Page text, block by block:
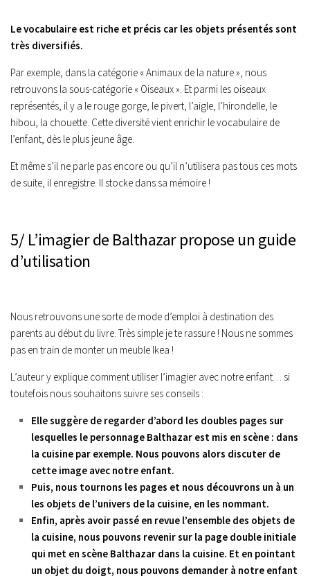
Le vocabulaire est riche et précis car les objets présentés sont
très diversifiés.
Par exemple, dans la catégorie « Animaux de la nature », nous
retrouvons la sous-catégorie « Oiseaux ». Et parmi les oiseaux
représentés, il y a le rouge gorge, le pivert, l’aigle, l’hirondelle, le
hibou, la chouette. Cette diversité vient enrichir le vocabulaire de
l’enfant, dès le plus jeune âge.
Et même s’il ne parle pas encore ou qu’il n’utilisera pas tous ces mots
de suite, il enregistre. Il stocke dans sa mémoire !
5/ L’imagier de Balthazar propose un guide
d’utilisation
Nous retrouvons une sorte de mode d’emploi à destination des
parents au début du livre. Très simple je te rassure ! Nous ne sommes
pas en train de monter un meuble Ikea !
L’auteur y explique comment utiliser l’imagier avec notre enfant… si
toutefois nous souhaitons suivre ses conseils :
Elle suggère de regarder d’abord les doubles pages sur
lesquelles le personnage Balthazar est mis en scène : dans
la cuisine par exemple. Nous pouvons alors discuter de
cette image avec notre enfant.
Puis, nous tournons les pages et nous découvrons un à un
les objets de l’univers de la cuisine, en les nommant.
Enfin, après avoir passé en revue l’ensemble des objets de
la cuisine, nous pouvons revenir sur la page double initiale
qui met en scène Balthazar dans la cuisine. Et en pointant
un objet du doigt, nous pouvons demander à notre enfant